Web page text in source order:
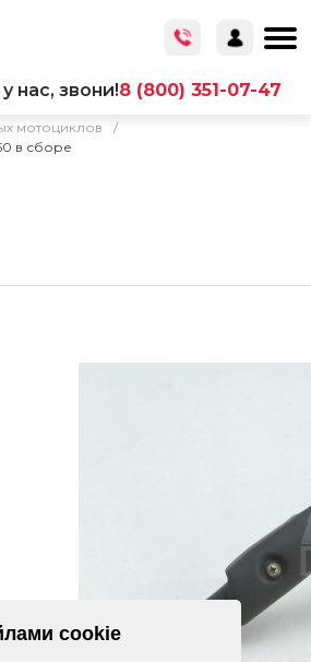
cookie
нас, звони!8 (800) 351-07-47
мотоциклов
/
в сборе